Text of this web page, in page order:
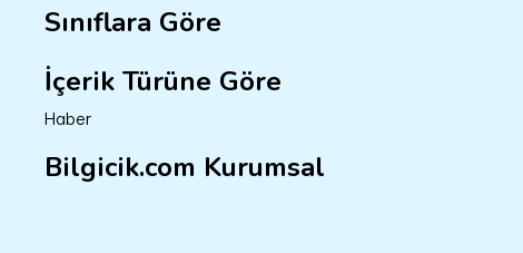
Sınıflara Göre
İçerik Türüne Göre
Haber
Bilgicik.com Kurumsal